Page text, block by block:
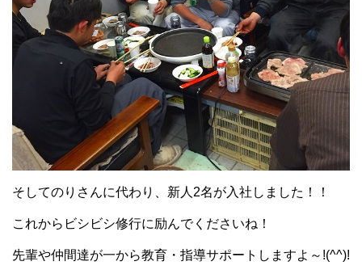
そしてのりさんに代わり、新人2名が入社しました！！
これからビシビシ修行に励んでくださいね！
先輩や仲間達が一から教育・指導サポートしますよ～!(^^)!